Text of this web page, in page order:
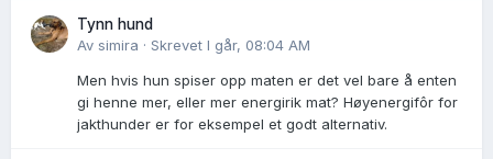
Tynn hund
Av simira · Skrevet I går, 08:04 AM
Men hvis hun spiser opp maten er det vel bare å enten
gi henne mer, eller mer energirik mat? Høyenergifôr for
jakthunder er for eksempel et godt alternativ.